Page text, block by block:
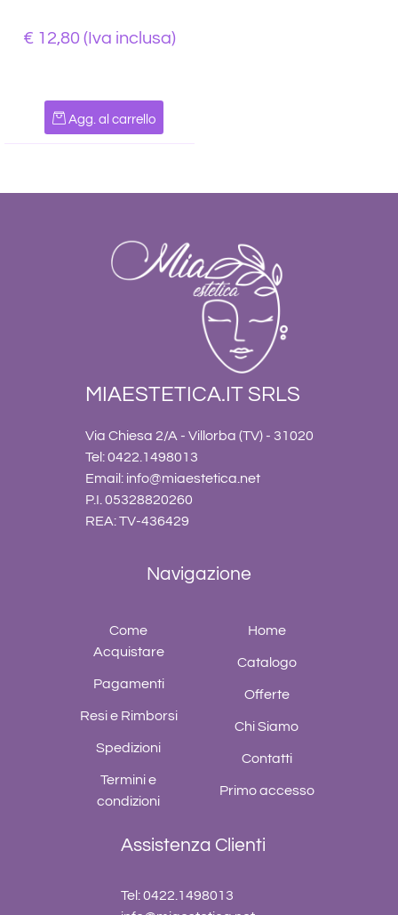
€ 12,80 (Iva inclusa)
Agg. al carrello
MIAESTETICA.IT SRLS
Via Chiesa 2/A - Villorba (TV) - 31020
Tel: 0422.1498013
Email: info@miaestetica.net
P.I. 05328820260
REA: TV-436429
Navigazione
Come
Acquistare
Pagamenti
Resi e Rimborsi
Spedizioni
Termini e
condizioni
Home
Catalogo
Offerte
Chi Siamo
Contatti
Primo accesso
Assistenza Clienti
Tel: 0422.1498013